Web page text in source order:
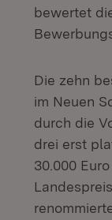
bewertet
Die zehn
im Neuen
durch die
drei erst
30.000